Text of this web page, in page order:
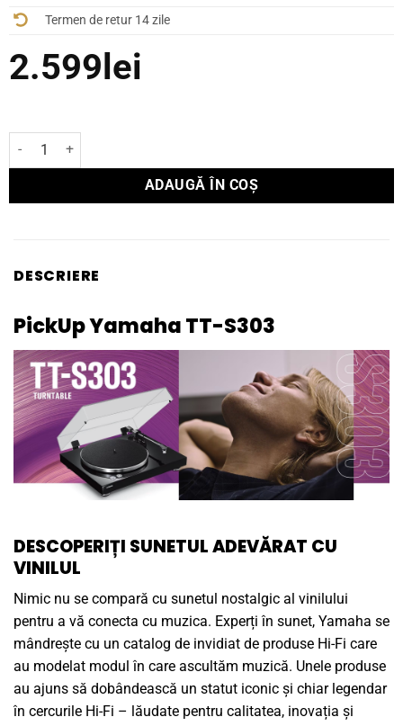
Termen de retur 14 zile
2.599lei
Cantitate PickUp Yamaha TT-S303
ADAUGĂ ÎN COȘ
DESCRIERE
PickUp Yamaha TT-S303
DESCOPERIȚI SUNETUL ADEVĂRAT CU
VINILUL
Nimic nu se compară cu sunetul nostalgic al vinilului
pentru a vă conecta cu muzica. Experți în sunet, Yamaha se
mândrește cu un catalog de invidiat de produse Hi-Fi care
au modelat modul în care ascultăm muzică. Unele produse
au ajuns să dobândească un statut iconic și chiar legendar
în cercurile Hi-Fi – lăudate pentru calitatea, inovația și